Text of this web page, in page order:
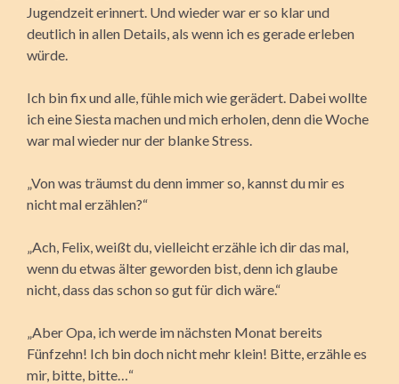
Jugendzeit erinnert. Und wieder war er so klar und
deutlich in allen Details, als wenn ich es gerade erleben
würde.
Ich bin fix und alle, fühle mich wie gerädert. Dabei wollte
ich eine Siesta machen und mich erholen, denn die Woche
war mal wieder nur der blanke Stress.
„Von was träumst du denn immer so, kannst du mir es
nicht mal erzählen?“
„Ach, Felix, weißt du, vielleicht erzähle ich dir das mal,
wenn du etwas älter geworden bist, denn ich glaube
nicht, dass das schon so gut für dich wäre.“
„Aber Opa, ich werde im nächsten Monat bereits
Fünfzehn! Ich bin doch nicht mehr klein! Bitte, erzähle es
mir, bitte, bitte…“